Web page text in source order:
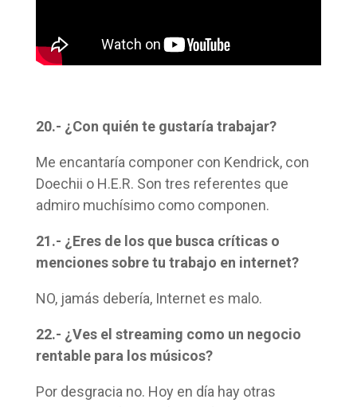
20.- ¿Con quién te gustaría trabajar?
Me encantaría componer con Kendrick, con
Doechii o H.E.R. Son tres referentes que
admiro muchísimo como componen.
21.- ¿Eres de los que busca críticas o
menciones sobre tu trabajo en internet?
NO, jamás debería, Internet es malo.
22.- ¿Ves el streaming como un negocio
rentable para los músicos?
Por desgracia no. Hoy en día hay otras